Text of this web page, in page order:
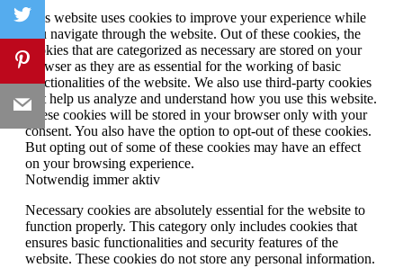
This website uses cookies to improve your experience while
you navigate through the website. Out of these cookies, the
cookies that are categorized as necessary are stored on your
browser as they are as essential for the working of basic
functionalities of the website. We also use third-party cookies
that help us analyze and understand how you use this website.
These cookies will be stored in your browser only with your
consent. You also have the option to opt-out of these cookies.
But opting out of some of these cookies may have an effect
on your browsing experience.
Notwendig immer aktiv
Necessary cookies are absolutely essential for the website to
function properly. This category only includes cookies that
ensures basic functionalities and security features of the
website. These cookies do not store any personal information.